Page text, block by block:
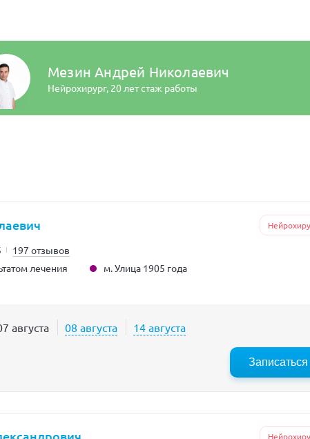
Мезин Андрей Николаевич
Нейрохирург, 20 лет стаж работы
197 отзывов
лечения м. Улица 1905 года
августа 08 августа 14 августа
Записаться